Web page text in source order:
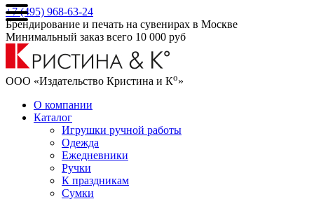
+7 (495) 968-63-24
Брендирование и печать на сувенирах в Москве
Минимальный заказ всего 10 000 руб
ООО «Издательство Кристина и Ко»
О компании
Каталог
Игрушки ручной работы
Одежда
Ежедневники
Ручки
К праздникам
Сумки